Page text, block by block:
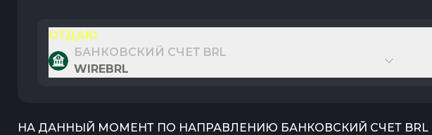
ОТДАЮ
БАНКОВСКИЙ СЧЕТ BRL
WIREBRL
НА ДАННЫЙ МОМЕНТ ПО НАПРАВЛЕНИЮ БАНКОВСКИЙ СЧЕТ BRL